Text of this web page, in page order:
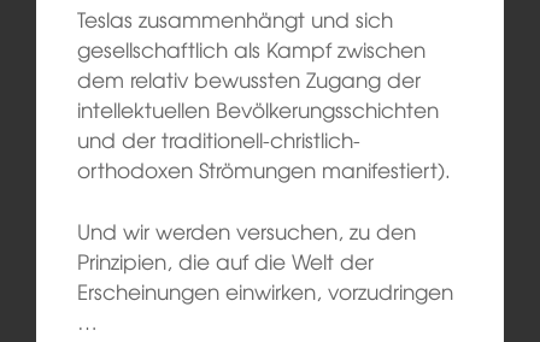
Teslas zusammenhängt und sich
gesellschaftlich als Kampf zwischen
dem relativ bewussten Zugang der
intellektuellen Bevölkerungsschichten
und der traditionell-christlich-
orthodoxen Strömungen manifestiert).
Und wir werden versuchen, zu den
Prinzipien, die auf die Welt der
Erscheinungen einwirken, vorzudringen
…